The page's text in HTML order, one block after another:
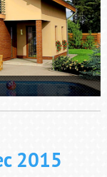
2015